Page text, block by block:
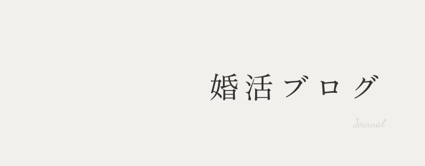
婚活ブログ
Journal